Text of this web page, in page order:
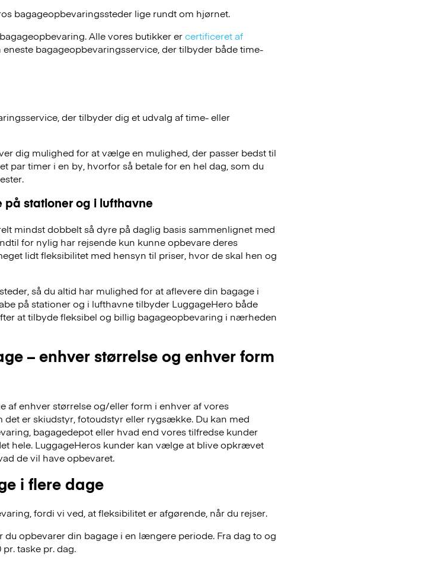
bagageopbevaringssteder lige rundt om hjørnet.
Alle vores butikker ercertificeret af
eneste bagageopbevaringsservice, der tilbyder både time-
der tilbyder dig et udvalg af time- eller
dig mulighed for at vælge en mulighed, der passer bedst til
par timer i en by, hvorfor så betale for en hel dag, som du
stationer og i lufthavne
mindst dobbelt så dyre på daglig basis sammenlignet med
for nylig har rejsende kun kunne opbevare deres
lidt fleksibilitet med hensyn til priser, hvor de skal hen og
så du altid har mulighed for at aflevere din bagage i
på stationer og i lufthavne tilbyder LuggageHero både
at tilbyde fleksibel og billig bagageopbevaring i nærheden
– enhver størrelse og enhver form
af enhver størrelse og/eller form i enhver af vores
er skiudstyr, fotoudstyr eller rygsække. Du kan med
bagagedepot eller hvad end vores tilfredse kunder
hele. LuggageHeros kunder kan vælge at blive opkrævet
de vil have opbevaret.
i flere dage
fordi vi ved, at fleksibilitet er afgørende, når du rejser.
opbevarer din bagage i en længere periode. Fra dag to og
taske pr. dag.